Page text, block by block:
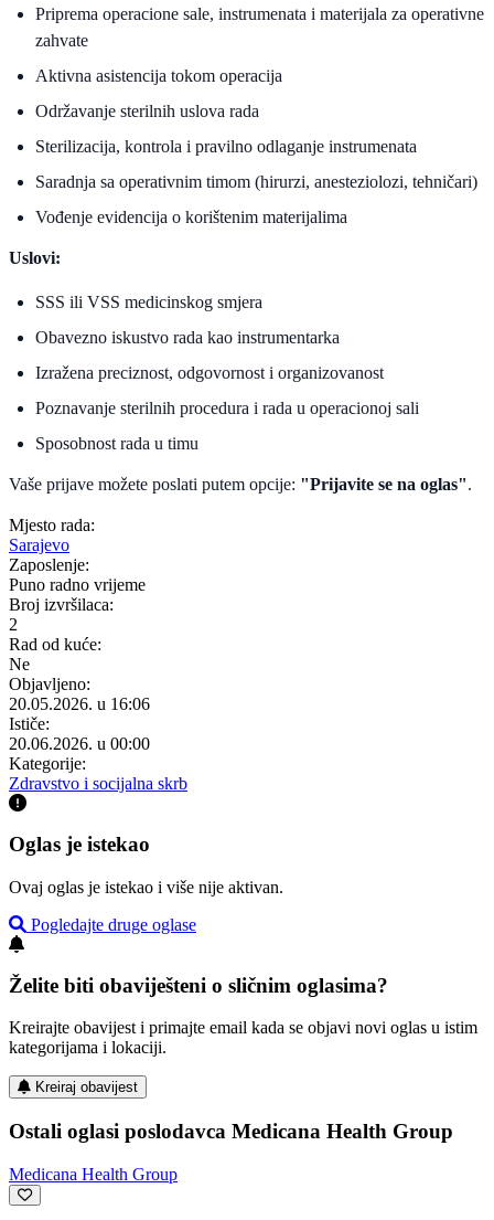
Priprema operacione sale, instrumenata i materijala za operativne
zahvate
Aktivna asistencija tokom operacija
Održavanje sterilnih uslova rada
Sterilizacija, kontrola i pravilno odlaganje instrumenata
Saradnja sa operativnim timom (hirurzi, anesteziolozi, tehničari)
Vođenje evidencija o korištenim materijalima
Uslovi:
SSS ili VSS medicinskog smjera
Obavezno iskustvo rada kao instrumentarka
Izražena preciznost, odgovornost i organizovanost
Poznavanje sterilnih procedura i rada u operacionoj sali
Sposobnost rada u timu
Vaše prijave možete poslati putem opcije: "Prijavite se na oglas".
Mjesto rada:
Sarajevo
Zaposlenje:
Puno radno vrijeme
Broj izvršilaca:
2
Rad od kuće:
Ne
Objavljeno:
20.05.2026. u 16:06
Ističe:
20.06.2026. u 00:00
Kategorije:
Zdravstvo i socijalna skrb
Oglas je istekao
Ovaj oglas je istekao i više nije aktivan.
Pogledajte druge oglase
Želite biti obaviješteni o sličnim oglasima?
Kreirajte obavijest i primajte email kada se objavi novi oglas u istim
kategorijama i lokaciji.
Kreiraj obavijest
Ostali oglasi poslodavca Medicana Health Group
Medicana Health Group